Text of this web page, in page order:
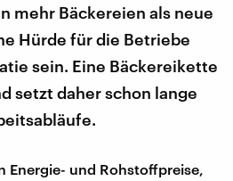
mehr Bäckereien als neue
Hürde für die Betriebe
sein. Eine Bäckereikette
setzt daher schon lange
Energie- und Rohstoffpreise,